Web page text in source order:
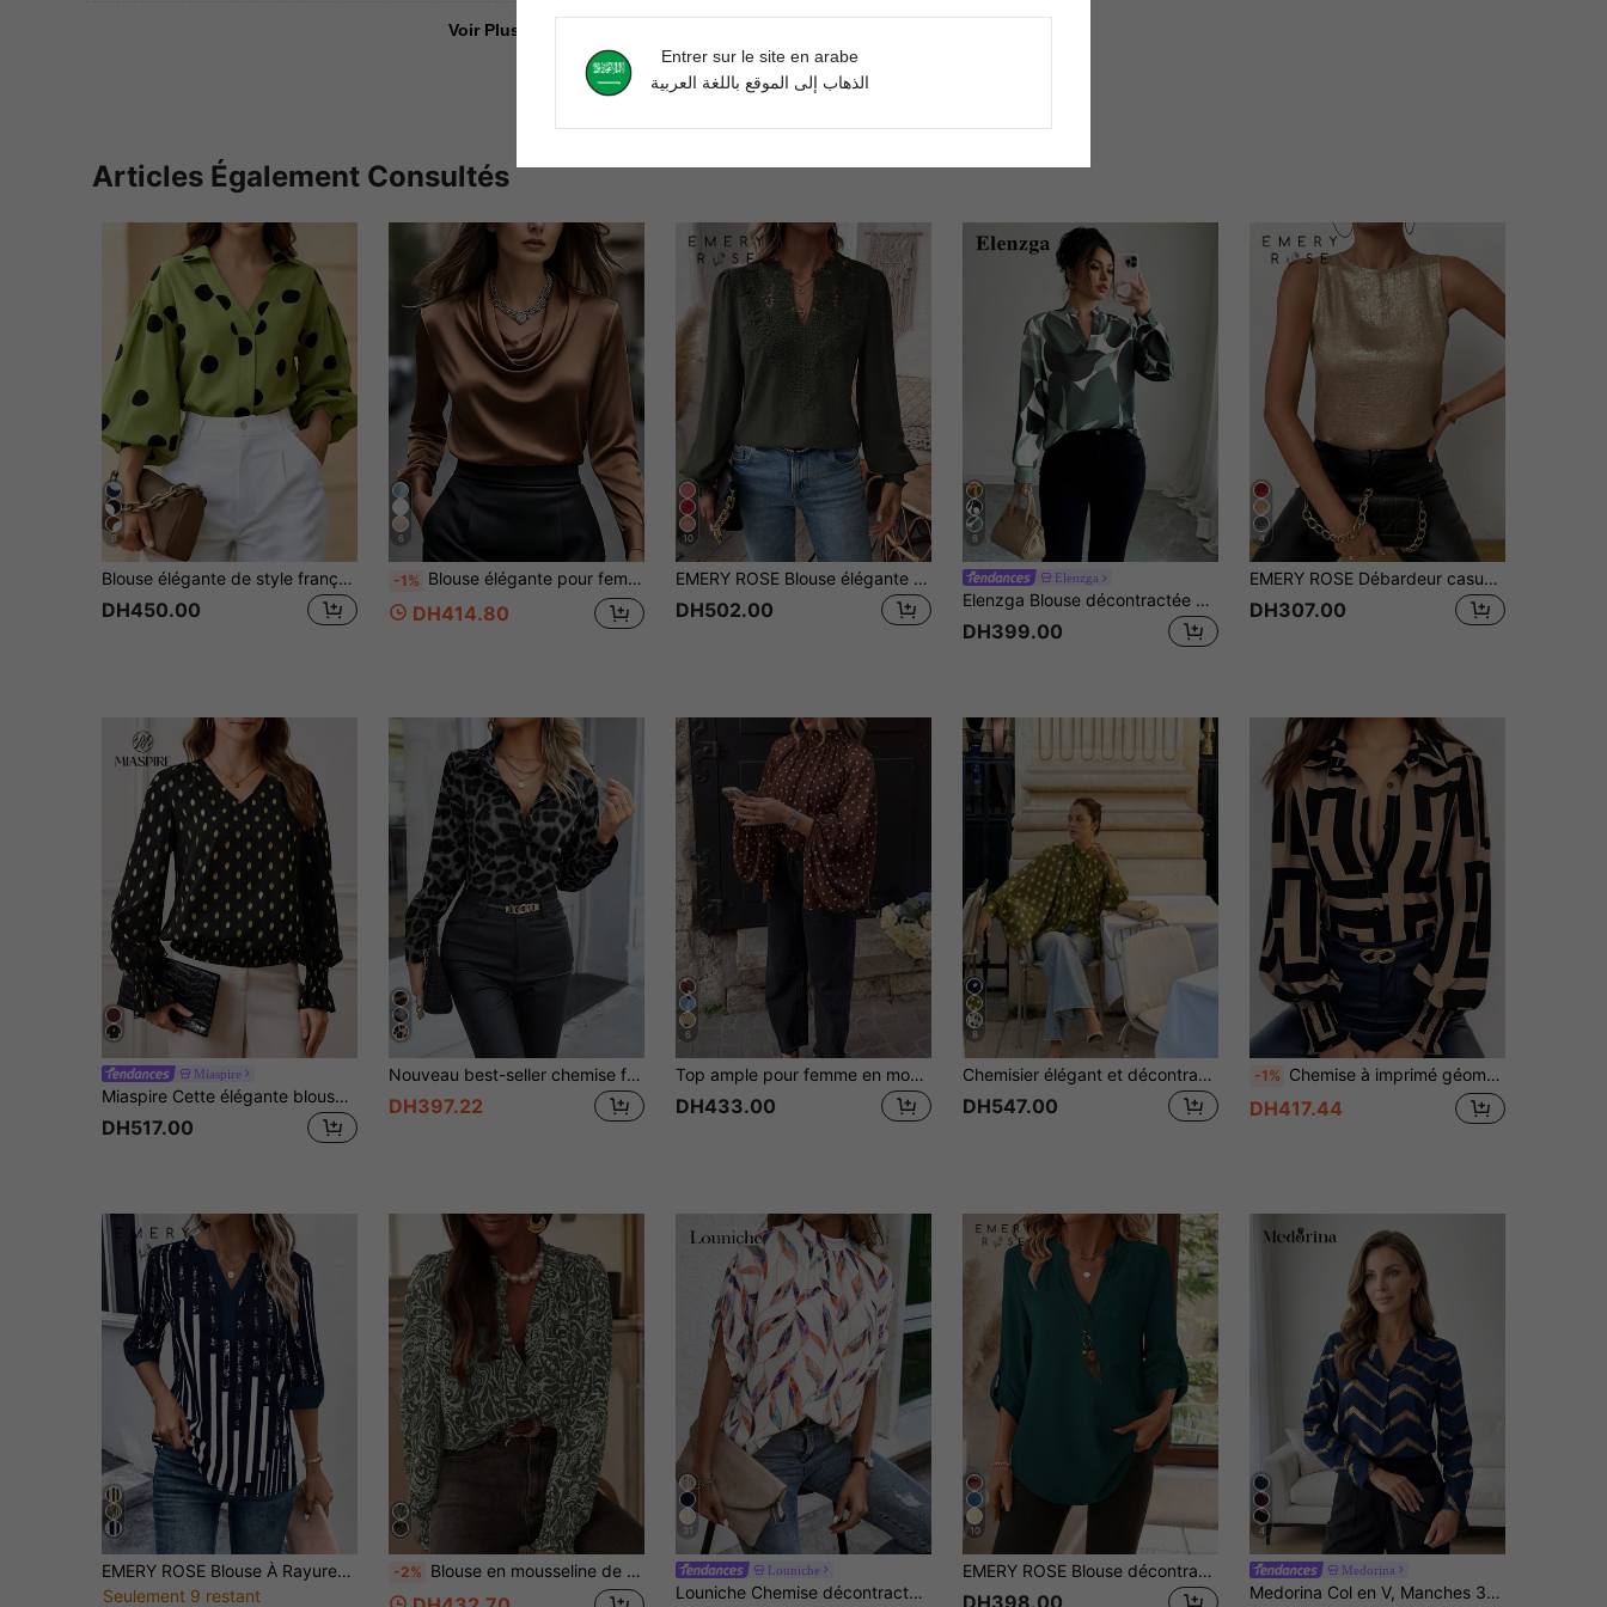
Voir Plus D'avis
Articles Également Consultés
8
Blouse élégante de style français à pois verts pour femmes, col en V, manches lanternes, Top décontracté et professionnel pour l'automne
DH450.00
6
-1% Blouse élégante pour femmes à col volanté et manches longues, design de couleur unie pour les vacances
DH414.80
10
EMERY ROSE Blouse élégante et décontractée pour femmes avec col brodé et manches lanternes
DH502.00
8
Elenzga
Elenzga Blouse décontractée avec imprimé blocs de couleurs et col cranté, convient pour le printemps et l'automne
DH399.00
4
EMERY ROSE Débardeur casual à col rond ample avec texture métallique pour femmes, pour l'été, pour les fêtes du Nouvel An
DH307.00
Miaspire
Miaspire Cette élégante blouse pour femme présente un fond noir avec des pois dorés, dégageant un éclat luxueux qui complète parfaitement l'atmosphère vibrante du Nouvel An. Le col en V et la conception de la taille froncée, associés à des manches évasées, créent une silhouette affinante et élégante. La base noire classique est rehaussée de pois dorés pour un look lumineux et accrocheur. Convenant au printemps et à l'automne, elle peut être associée à un pantalon blanc ou une jupe pour un look sophistiqué du Nouvel An. Parfaite pour diverses occasions, des trajets domicile-travail aux rassemblements décontractés, cette blouse affiche un look soigné et élégant au travail tout en faisant une déclaration lors de petites fêtes avec ses pois dorés étincelants. C'est une pièce sophistiquée et festive à ajouter à votre garde-robe du Nouvel An.
DH517.00
Nouveau best-seller chemise femme à manches longues, essentielle pour le printemps et l'automne | Chemise boutonnée imprimé léopard - convient pour la maison, le bureau et les vacances
DH397.22
6
Top ample pour femme en mousseline élégante, couleur unie à pois, col montant, dos à nouer, idéal pour les vacances, la plage, le printemps et l'automne
DH433.00
8
Chemisier élégant et décontracté pour femmes, motif à pois vert mousse - nœud papillon, manches lanternes, ample, plissé, semi-transparent, pour l'été
DH547.00
-1% Chemise à imprimé géométrique pour femmes, hauts à manches longues pour le printemps
DH417.44
EMERY ROSE Blouse À Rayures Encolure crantée
Seulement 9 restant
-2% Blouse en mousseline de style bohème vintage à col volant, manches bouffantes. Convient pour les sorties quotidiennes, le travail, les rendez-vous, les rassemblements entre amis. Top pour le printemps/l'été
31
Louniche
Louniche Chemise décontractée ample à manches chauve-souris avec col cravate et imprimé feuilles, pour femmes, taille standard, printemps/été
10
EMERY ROSE Blouse décontractée pour femmes, couleur unie polyvalente, col cranté, manches 3/4, imprimée, chemise de travail pour l'automne/l'hiver, blouses col V pour femmes, blouses vertes pour femmes, hauts vert foncé, Top vert émeraude, blouses pour femmes, décontracté
DH398.00
4
Medorina
Medorina Col en V, Manches 3/4, Tissu à Feuilles d'Or, Décontracté pour Navette, Bleu Marine et Or, Automne, Élégant, Chemisier de Bureau pour Femmes, Chemises Élégantes à Manches Longues pour l'Hiver
Entrer sur le site en arabe
الذهاب إلى الموقع باللغة العربية